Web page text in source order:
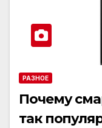
РАЗНОЕ
Почему
так